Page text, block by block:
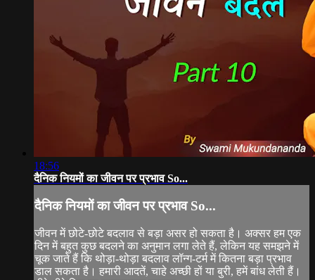
18:56
दैनिक नियमों का जीवन पर प्रभाव So...
दैनिक नियमों का जीवन पर प्रभाव So...
जीवन में छोटे-छोटे बदलाव से बड़ा असर हो सकता है। अक्सर हम एक
दिन में बहुत कुछ बदलने का अनुमान लगा लेते हैं, लेकिन यह समझने में
चूक जाते हैं कि थोड़ा-थोड़ा बदलाव लॉन्ग-टर्म में कितना बड़ा प्रभाव
डाल सकता है। हमारी आदतें, चाहे अच्छी हों या बुरी, हमें बांध लेती हैं।